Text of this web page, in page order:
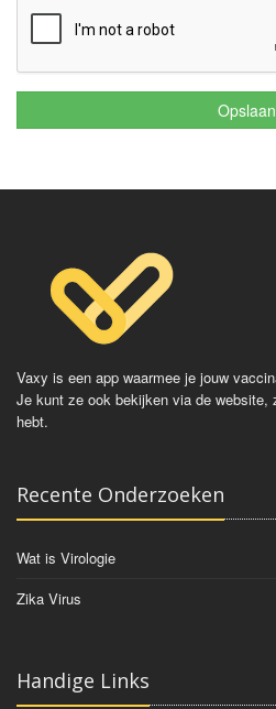
Opslaan
Vaxy is een app waarmee je jouw
Je kunt ze ook bekijken via de website,
hebt.
Recente Onderzoeken
Wat is Virologie
Zika Virus
Handige Links